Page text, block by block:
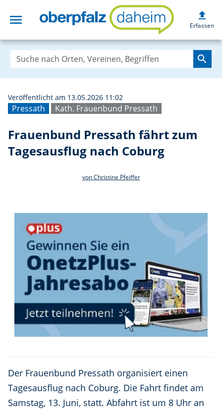
menu Frauenbund
upload
Erfassen
search
Pressath Kath. Frauenbund Pressath
Veröffentlicht am 13.05.2026 11:02
Frauenbund Pressath fährt zum
Tagesausflug nach Coburg
von Christine Pfeiffer
Der Frauenbund Pressath organisiert einen
Tagesausflug nach Coburg. Die Fahrt findet am
Samstag, 13. Juni, statt. Abfahrt ist um 8 Uhr an